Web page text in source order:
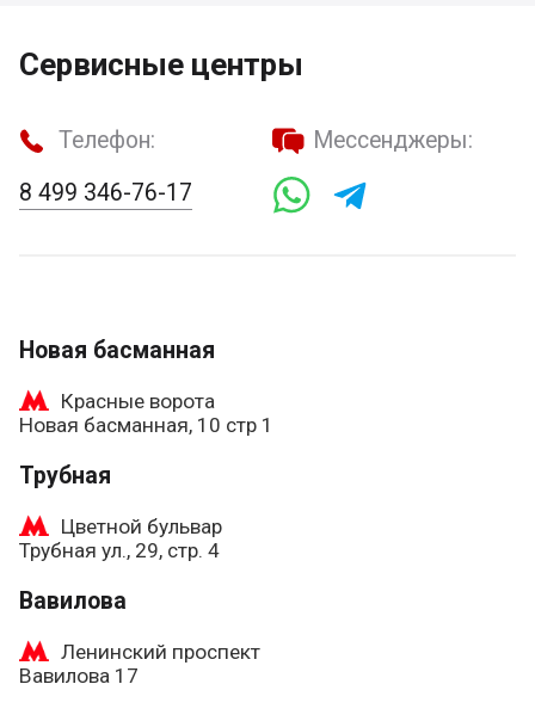
Сервисные центры
Телефон:
8 499 346-76-17
Мессенджеры:
Новая басманная
Красные ворота
Новая басманная, 10 стр 1
Трубная
Цветной бульвар
Трубная ул., 29, стр. 4
Вавилова
Ленинский проспект
Вавилова 17